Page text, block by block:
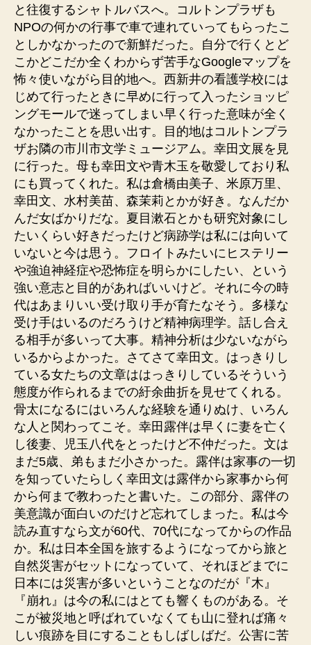
と往復するシャトルバスへ。コルトンプラザも
NPOの何かの行事で車で連れていってもらったこ
としかなかったので新鮮だった。自分で行くとど
こかどこだか全くわからず苦手なGoogleマップを
怖々使いながら目的地へ。西新井の看護学校には
じめて行ったときに早めに行って入ったショッピ
ングモールで迷ってしまい早く行った意味が全く
なかったことを思い出す。目的地はコルトンプラ
ザお隣の市川市文学ミュージアム。幸田文展を見
に行った。母も幸田文や青木玉を敬愛しており私
にも買ってくれた。私は倉橋由美子、米原万里、
幸田文、水村美苗、森茉莉とかが好き。なんだか
んだ女ばかりだな。夏目漱石とかも研究対象にし
たいくらい好きだったけど病跡学は私には向いて
いないと今は思う。フロイトみたいにヒステリー
や強迫神経症や恐怖症を明らかにしたい、という
強い意志と目的があればいいけど。それに今の時
代はあまりいい受け取り手が育たなそう。多様な
受け手はいるのだろうけど精神病理学。話し合え
る相手が多いって大事。精神分析は少ないながら
いるからよかった。さてさて幸田文。はっきりし
ている女たちの文章ははっきりしているそういう
態度が作られるまでの紆余曲折を見せてくれる。
骨太になるにはいろんな経験を通りぬけ、いろん
な人と関わってこそ。幸田露伴は早くに妻を亡く
し後妻、児玉八代をとったけど不仲だった。文は
まだ5歳、弟もまだ小さかった。露伴は家事の一切
を知っていたらしく幸田文は露伴から家事から何
から何まで教わったと書いた。この部分、露伴の
美意識が面白いのだけど忘れてしまった。私は今
読み直すなら文が60代、70代になってからの作品
か。私は日本全国を旅するようになってから旅と
自然災害がセットになっていて、それほどまでに
日本には災害が多いということなのだが『木』
『崩れ』は今の私にはとても響くものがある。そ
こが被災地と呼ばれていなくても山に登れば痛々
しい痕跡を目にすることもしばしばだ。公害に苦